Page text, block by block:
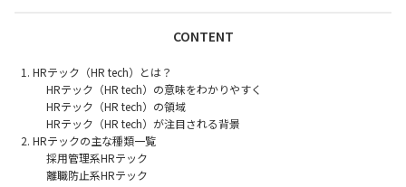
CONTENT
HRテック（HR tech）とは？
HRテック（HR tech）の意味をわかりやすく
HRテック（HR tech）の領域
HRテック（HR tech）が注目される背景
HRテックの主な種類一覧
採用管理系HRテック
離職防止系HRテック